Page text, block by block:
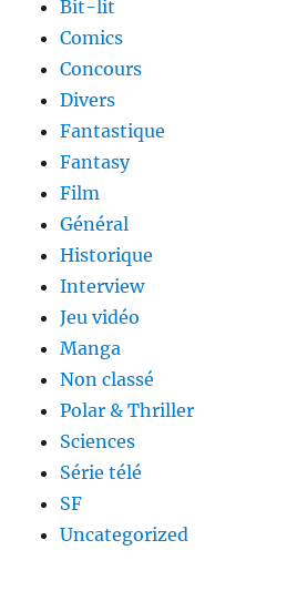
Bit-lit
Comics
Concours
Divers
Fantastique
Fantasy
Film
Général
Historique
Interview
Jeu vidéo
Manga
Non classé
Polar & Thriller
Sciences
Série télé
SF
Uncategorized